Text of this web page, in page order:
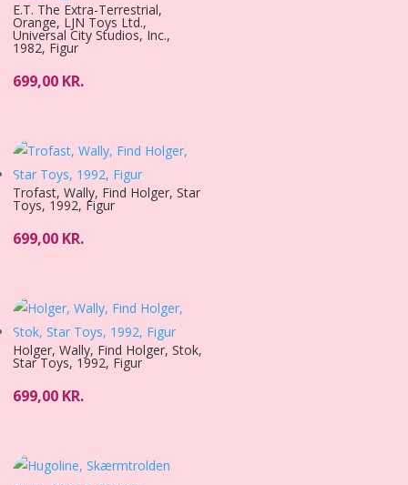
E.T. The Extra-Terrestrial,
Orange, LJN Toys Ltd.,
Universal City Studios, Inc.,
1982, Figur
699,00 KR.
Trofast, Wally, Find Holger, Star
Toys, 1992, Figur
699,00 KR.
Holger, Wally, Find Holger, Stok,
Star Toys, 1992, Figur
699,00 KR.